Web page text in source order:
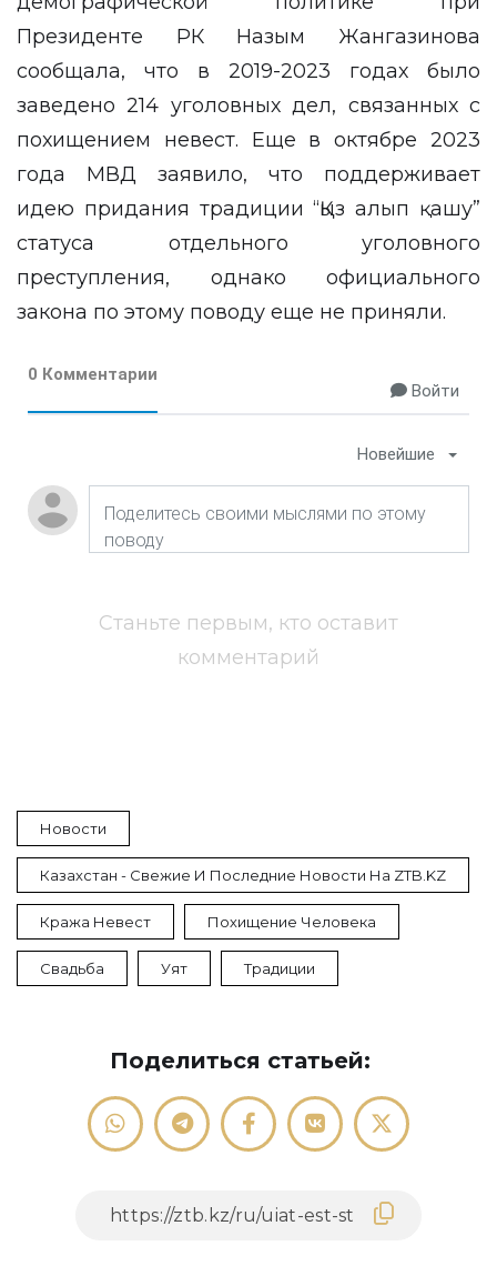
Президенте РК Назым Жангазинова
сообщала, что в 2019-2023 годах было
заведено 214 уголовных дел, связанных с
похищением невест. Еще в октябре 2023
года МВД заявило, что поддерживает
идею придания традиции “Қыз алып қашу”
статуса отдельного уголовного
преступления, однако официального
закона по этому поводу еще не приняли.
0 Комментарии
Войти
Новейшие
Станьте первым, кто оставит
комментарий
Новости
Казахстан - Свежие И Последние Новости На ZTB.KZ
Кража Невест Похищение Человека
Свадьба Уят Традиции
Поделиться статьей: